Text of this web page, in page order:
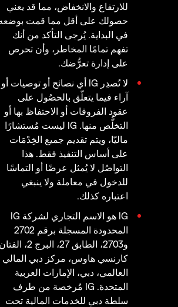
للارتفاع والانخفاض، مما قد يعني
حصولك على أقل مما قمت
في البداية. يُرجى التأكد من أنك
تفهم تمامًا المخاطر، وأن تحرص
على إدارة تعرُّضك.
لا تُصدِر IG أي نصائح أو توصيات أو
آراء فيما يتعلّق بالحصُول على
عقود الفروقات أو الاحتفاظ بها أو
التخلُّص منها. IG ليست مُستشارًا
ماليّا، ويتم تقديم جميع الخِدْمَات
على أساس التنفيذ فقط. هذا
التواصُل لا يُمثل عرضًا أو التماسًا
للدخول في معاملة ولا ينبغي
اعتباره كذلك.
IG هو الاسم التجاري لشركة IG
المحدودة المسجلة برقم 2702
و2703، الطابق 27، البرج 2، الفتان
كارنسي هاوس، مركز دبي المالي
العالمي، دبي، الإمارات العربية
المتحدة. IG مُرخصة من طرف
سلطة دبي للخدمات المالية تحت